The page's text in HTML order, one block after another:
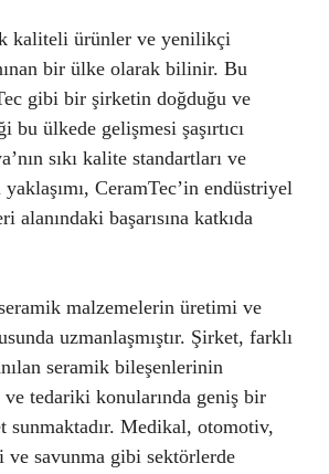
kaliteli ürünler ve yenilikçi
bir ülke olarak bilinir. Bu
gibi bir şirketin doğduğu ve
bu ülkede gelişmesi şaşırtıcı
sıkı kalite standartları ve
CeramTec’in endüstriyel
alanındaki başarısına katkıda
malzemelerin üretimi ve
uzmanlaşmıştır. Şirket, farklı
seramik bileşenlerinin
ve tedariki konularında geniş bir
sunmaktadır. Medikal, otomotiv,
savunma gibi sektörlerde